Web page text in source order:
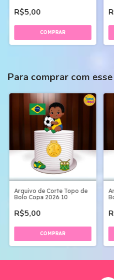
R$5,00
Para comprar com
Arquivo de Corte Topo de
Bolo Copa 2026 10
R$5,00